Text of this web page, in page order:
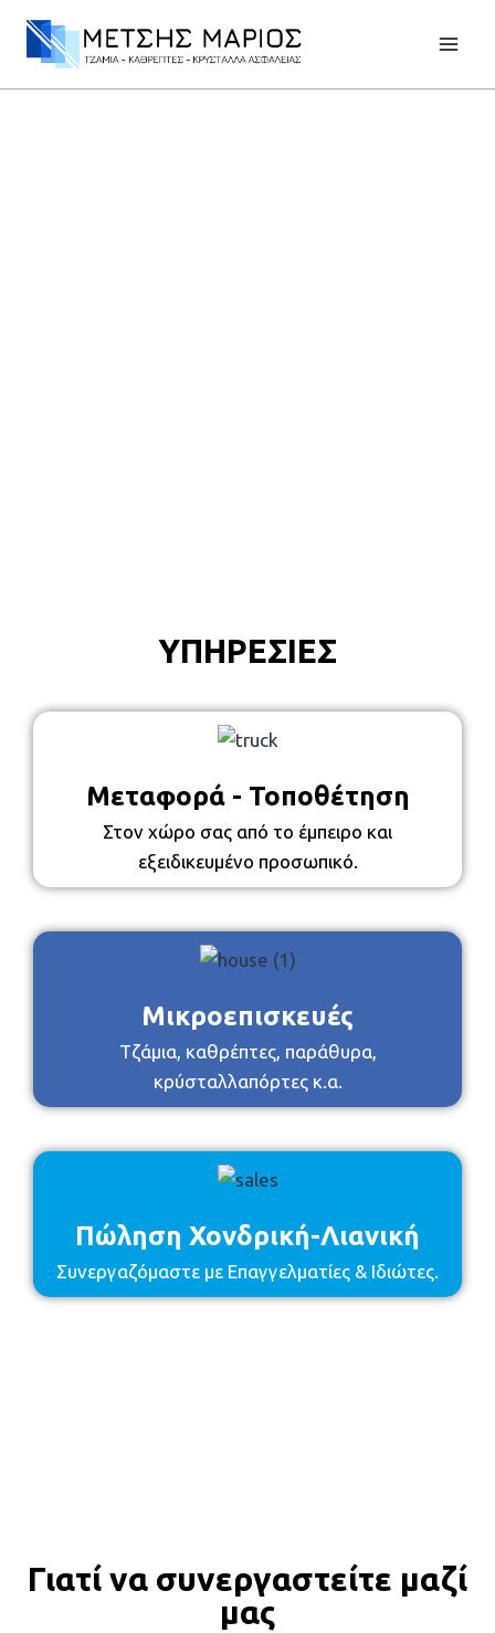
ΥΠΗΡΕΣΙΕΣ
Μεταφορά - Τοποθέτηση
Στον χώρο σας από το έμπειρο και
εξειδικευμένο προσωπικό.
Μικροεπισκευές
Τζάμια, καθρέπτες, παράθυρα,
κρύσταλλαπόρτες κ.α.
Πώληση Χονδρική-Λιανική
Συνεργαζόμαστε με Επαγγελματίες & Ιδιώτες.
Γιατί να συνεργαστείτε μαζί
μας